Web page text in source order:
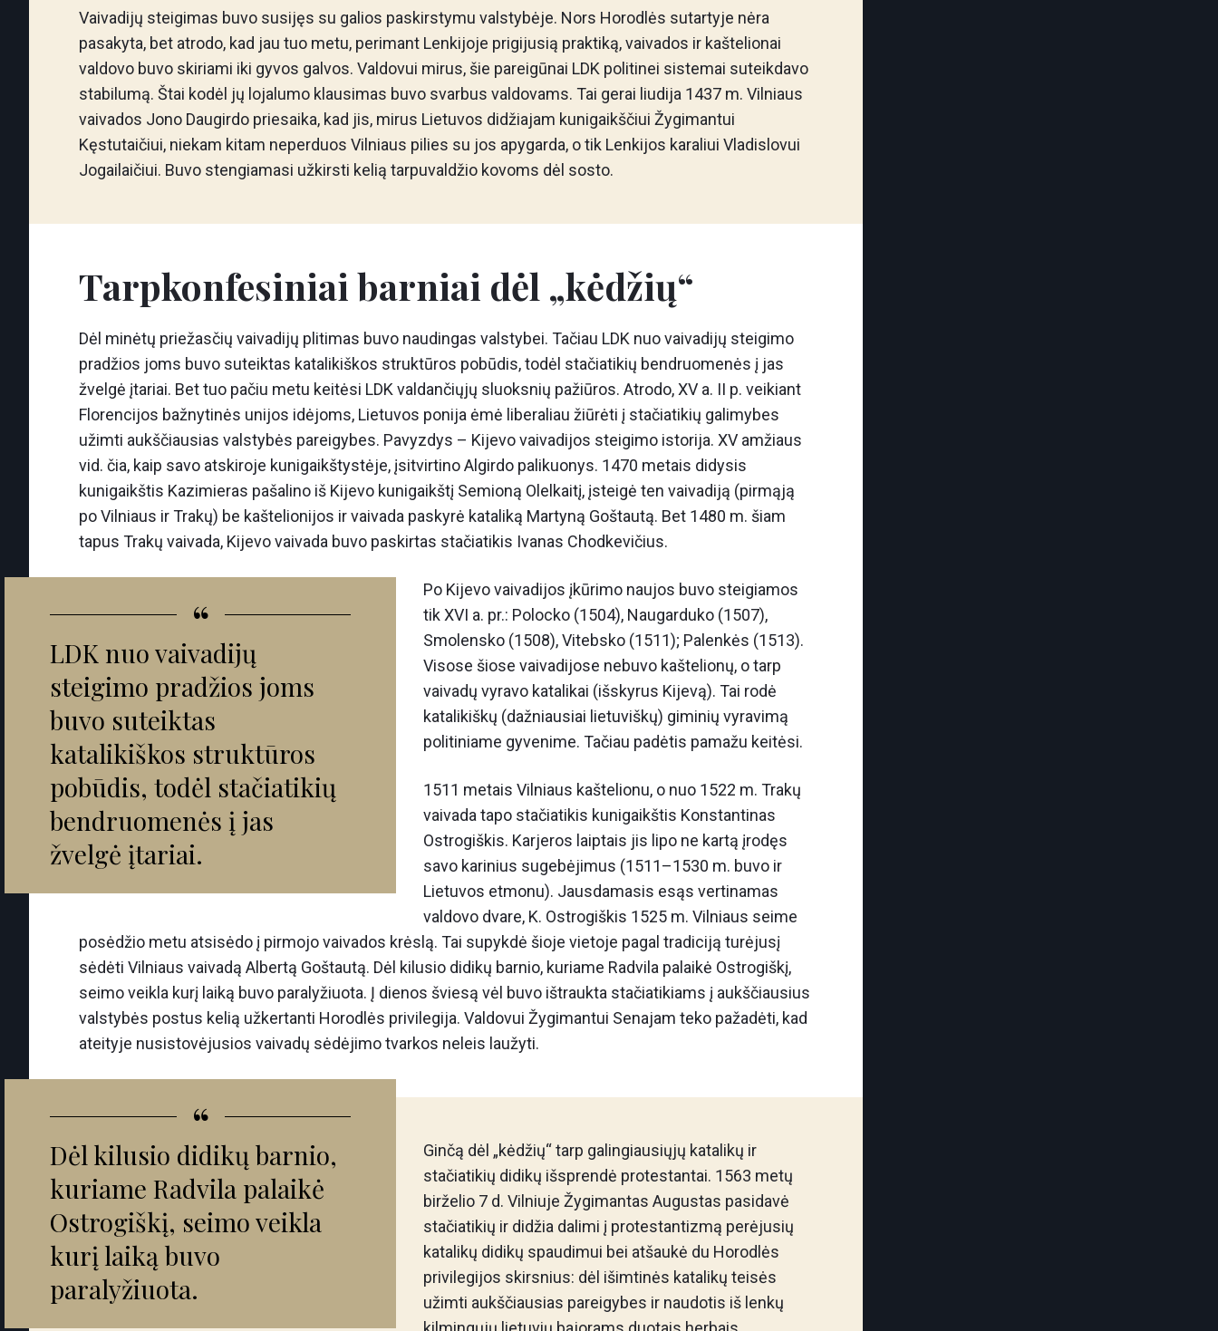
Vaivadijų steigimas buvo susijęs su galios paskirstymu valstybėje. Nors Horodlės sutartyje nėra
pasakyta, bet atrodo, kad jau tuo metu, perimant Lenkijoje prigijusią praktiką, vaivados ir kaštelionai
valdovo buvo skiriami iki gyvos galvos. Valdovui mirus, šie pareigūnai LDK politinei sistemai suteikdavo
stabilumą. Štai kodėl jų lojalumo klausimas buvo svarbus valdovams. Tai gerai liudija 1437 m. Vilniaus
vaivados Jono Daugirdo priesaika, kad jis, mirus Lietuvos didžiajam kunigaikščiui Žygimantui
Kęstutaičiui, niekam kitam neperduos Vilniaus pilies su jos apygarda, o tik Lenkijos karaliui Vladislovui
Jogailaičiui. Buvo stengiamasi užkirsti kelią tarpuvaldžio kovoms dėl sosto.
Tarpkonfesiniai barniai dėl „kėdžių“
Dėl minėtų priežasčių vaivadijų plitimas buvo naudingas valstybei. Tačiau LDK nuo vaivadijų steigimo
pradžios joms buvo suteiktas katalikiškos struktūros pobūdis, todėl stačiatikių bendruomenės į jas
žvelgė įtariai. Bet tuo pačiu metu keitėsi LDK valdančiųjų sluoksnių pažiūros. Atrodo, XV a. II p. veikiant
Florencijos bažnytinės unijos idėjoms, Lietuvos ponija ėmė liberaliau žiūrėti į stačiatikių galimybes
užimti aukščiausias valstybės pareigybes. Pavyzdys – Kijevo vaivadijos steigimo istorija. XV amžiaus
vid. čia, kaip savo atskiroje kunigaikštystėje, įsitvirtino Algirdo palikuonys. 1470 metais didysis
kunigaikštis Kazimieras pašalino iš Kijevo kunigaikštį Semioną Olelkaitį, įsteigė ten vaivadiją (pirmąją
po Vilniaus ir Trakų) be kaštelionijos ir vaivada paskyrė kataliką Martyną Goštautą. Bet 1480 m. šiam
tapus Trakų vaivada, Kijevo vaivada buvo paskirtas stačiatikis Ivanas Chodkevičius.
“
LDK nuo vaivadijų
steigimo pradžios joms
buvo suteiktas
katalikiškos struktūros
pobūdis, todėl stačiatikių
bendruomenės į jas
žvelgė įtariai.
Po Kijevo vaivadijos įkūrimo naujos buvo steigiamos
tik XVI a. pr.: Polocko (1504), Naugarduko (1507),
Smolensko (1508), Vitebsko (1511); Palenkės (1513).
Visose šiose vaivadijose nebuvo kaštelionų, o tarp
vaivadų vyravo katalikai (išskyrus Kijevą). Tai rodė
katalikiškų (dažniausiai lietuviškų) giminių vyravimą
politiniame gyvenime. Tačiau padėtis pamažu keitėsi.
1511 metais Vilniaus kaštelionu, o nuo 1522 m. Trakų
vaivada tapo stačiatikis kunigaikštis Konstantinas
Ostrogiškis. Karjeros laiptais jis lipo ne kartą įrodęs
savo karinius sugebėjimus (1511–1530 m. buvo ir
Lietuvos etmonu). Jausdamasis esąs vertinamas
valdovo dvare, K. Ostrogiškis 1525 m. Vilniaus seime
posėdžio metu atsisėdo į pirmojo vaivados krėslą. Tai supykdė šioje vietoje pagal tradiciją turėjusį
sėdėti Vilniaus vaivadą Albertą Goštautą. Dėl kilusio didikų barnio, kuriame Radvila palaikė Ostrogiškį,
seimo veikla kurį laiką buvo paralyžiuota. Į dienos šviesą vėl buvo ištraukta stačiatikiams į aukščiausius
valstybės postus kelią užkertanti Horodlės privilegija. Valdovui Žygimantui Senajam teko pažadėti, kad
ateityje nusistovėjusios vaivadų sėdėjimo tvarkos neleis laužyti.
“
Dėl kilusio didikų barnio,
kuriame Radvila palaikė
Ostrogiškį, seimo veikla
kurį laiką buvo
paralyžiuota.
Ginčą dėl „kėdžių“ tarp galingiausiųjų katalikų ir
stačiatikių didikų išsprendė protestantai. 1563 metų
birželio 7 d. Vilniuje Žygimantas Augustas pasidavė
stačiatikių ir didžia dalimi į protestantizmą perėjusių
katalikų didikų spaudimui bei atšaukė du Horodlės
privilegijos skirsnius: dėl išimtinės katalikų teisės
užimti aukščiausias pareigybes ir naudotis iš lenkų